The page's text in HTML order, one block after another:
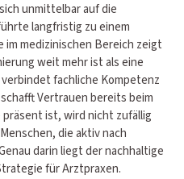
unmittelbar auf die
langfristig zu einem
im medizinischen Bereich zeigt
weit mehr ist als eine
fachliche Kompetenz
Vertrauen bereits beim
ist, wird nicht zufällig
die aktiv nach
darin liegt der nachhaltige
für Arztpraxen.